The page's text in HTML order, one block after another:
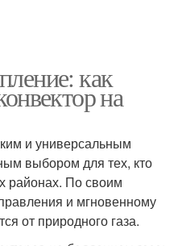
как
на
и универсальным
выбором для тех, кто
районах. По своим
и мгновенному
от природного газа.